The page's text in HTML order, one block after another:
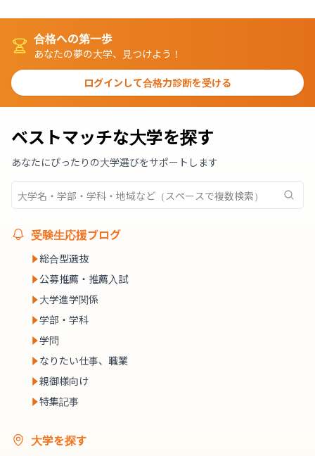
合格への第一歩
あなたの夢の大学、見つけよう！
ログインして合格力診断を受ける
ベストマッチな大学を探す
あなたにぴったりの大学選びをサポートします
受験生応援ブログ
総合型選抜
公募推薦・推薦入試
大学進学関係
学部・学科
学問
なりたい仕事、職業
親御様向け
特集記事
大学を探す